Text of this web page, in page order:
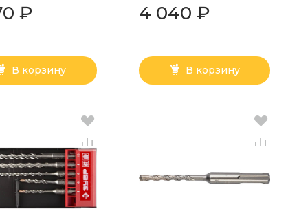
540-16)
₽
В корзину
(29317-320-20)
4 040 ₽
В корзину